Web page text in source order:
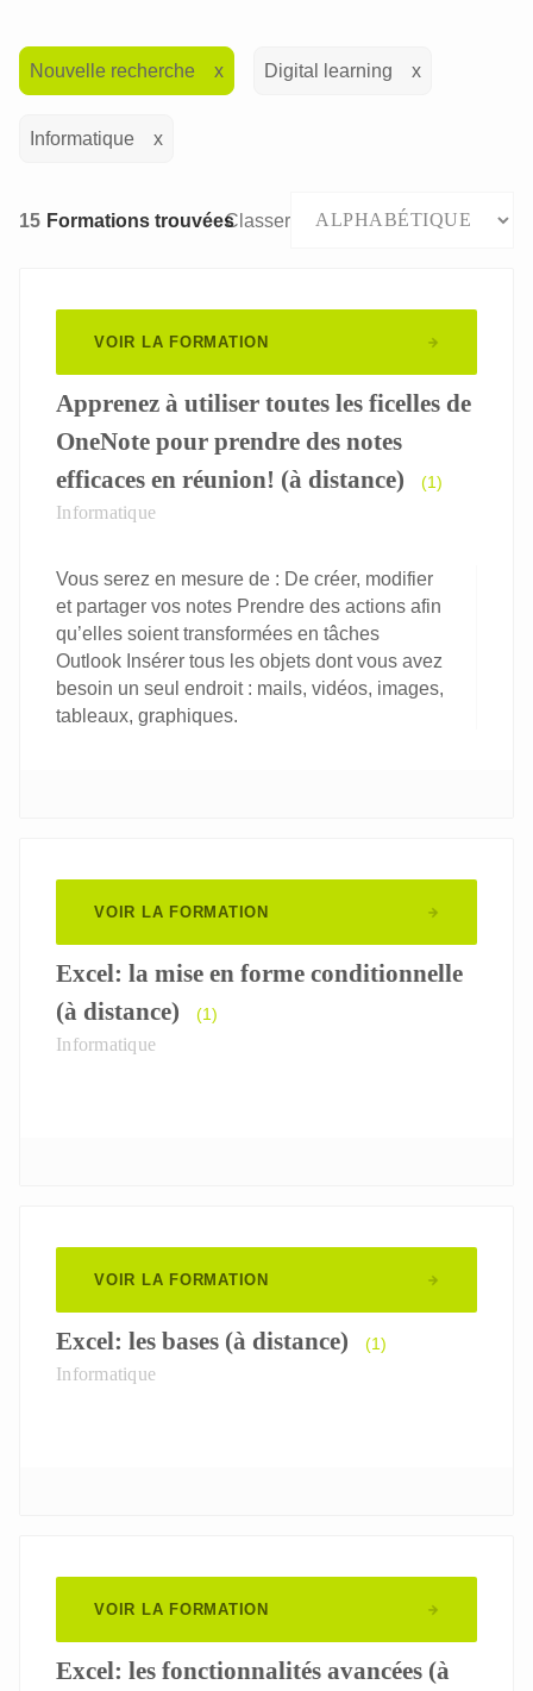
Nouvelle recherche Digital learning
Informatique
15 Formations trouvéesClasser
VOIR LA FORMATION
Apprenez à utiliser toutes les ficelles de
OneNote pour prendre des notes
efficaces en réunion! (à distance)
(1)
Informatique
Vous serez en mesure de : De créer, modifier
et partager vos notes Prendre des actions afin
qu’elles soient transformées en tâches
Outlook Insérer tous les objets dont vous avez
besoin un seul endroit : mails, vidéos, images,
tableaux, graphiques.
VOIR LA FORMATION
Excel: la mise en forme conditionnelle
(à distance)
(1)
Informatique
VOIR LA FORMATION
Excel: les bases (à distance) (1)
Informatique
VOIR LA FORMATION
Excel: les fonctionnalités avancées (à